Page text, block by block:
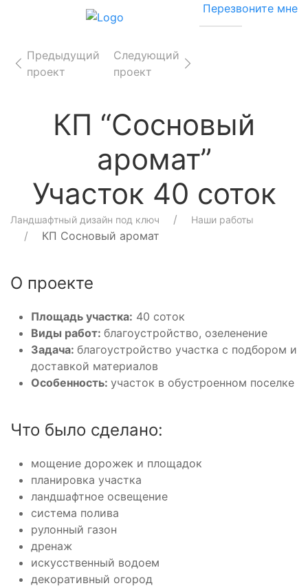
Перезвоните мне
Предыдущий
проект
Следующий
проект
КП “Сосновый
аромат”
Участок 40 соток
Ландшафтный дизайн под ключ Наши работы
КП Сосновый аромат
О проекте
Площадь участка: 40 соток
Виды работ: благоустройство, озеленение
Задача: благоустройство участка с подбором и
доставкой материалов
Особенность: участок в обустроенном поселке
Что было сделано:
мощение дорожек и площадок
планировка участка
ландшафтное освещение
система полива
рулонный газон
дренаж
искусственный водоем
декоративный огород